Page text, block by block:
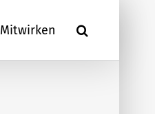
Mitwirken